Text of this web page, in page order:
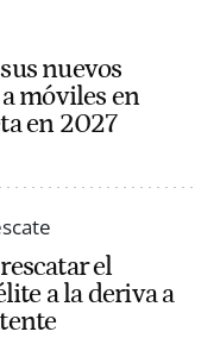
nuevos
móviles en
en 2027
el
a la deriva a